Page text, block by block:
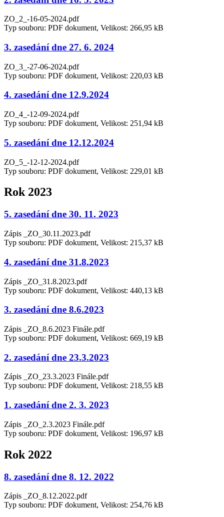
ZO_2_-16-05-2024.pdf
Typ souboru: PDF dokument, Velikost: 266,95 kB
3. zasedání dne 27. 6. 2024
ZO_3_-27-06-2024.pdf
Typ souboru: PDF dokument, Velikost: 220,03 kB
4. zasedání dne 12.9.2024
ZO_4_-12-09-2024.pdf
Typ souboru: PDF dokument, Velikost: 251,94 kB
5. zasedání dne 12.12.2024
ZO_5_-12-12-2024.pdf
Typ souboru: PDF dokument, Velikost: 229,01 kB
Rok 2023
5. zasedání dne 30. 11. 2023
Zápis _ZO_30.11.2023.pdf
Typ souboru: PDF dokument, Velikost: 215,37 kB
4. zasedání dne 31.8.2023
Zápis _ZO_31.8.2023.pdf
Typ souboru: PDF dokument, Velikost: 440,13 kB
3. zasedání dne 8.6.2023
Zápis _ZO_8.6.2023 Finále.pdf
Typ souboru: PDF dokument, Velikost: 669,19 kB
2. zasedání dne 23.3.2023
Zápis _ZO_23.3.2023 Finále.pdf
Typ souboru: PDF dokument, Velikost: 218,55 kB
1. zasedání dne 2. 3. 2023
Zápis _ZO_2.3.2023 Finále.pdf
Typ souboru: PDF dokument, Velikost: 196,97 kB
Rok 2022
8. zasedání dne 8. 12. 2022
Zápis _ZO_8.12.2022.pdf
Typ souboru: PDF dokument, Velikost: 254,76 kB